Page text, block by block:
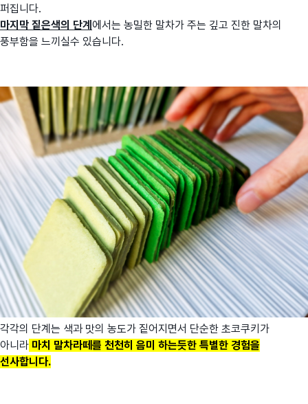
퍼집니다.
마지막 짙은색의 단계 에서는 농밀한 말차가 주는 깊고 진한 말차의
풍부함을 느끼실수 있습니다.
각각의 단계는 색과 맛의 농도가 짙어지면서 단순한 초코쿠키가
아니라 마치 말차라떼를 천천히 음미 하는듯한 특별한 경험을
선사합니다.